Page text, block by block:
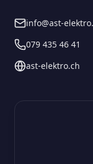
info@ast-
079 435 46 41
ast-elektro.ch